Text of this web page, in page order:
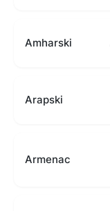
Amharski
Arapski
Armenac